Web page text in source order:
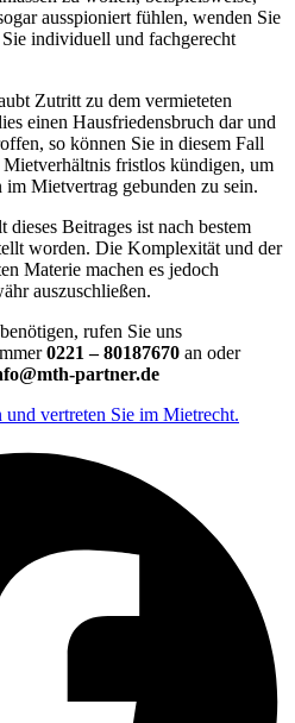
ausspioniert fühlen, wenden Sie
individuell und fachgerecht
Zutritt zu dem vermieteten
einen Hausfriedensbruch dar und
so können Sie in diesem Fall
Mietverhältnis fristlos kündigen, um
Mietvertrag gebunden zu sein.
dieses Beitrages ist nach bestem
worden. Die Komplexität und der
Materie machen es jedoch
auszuschließen.
rufen Sie uns
0221 – 80187670 an oder
partner.de
vertreten Sie im Mietrecht.